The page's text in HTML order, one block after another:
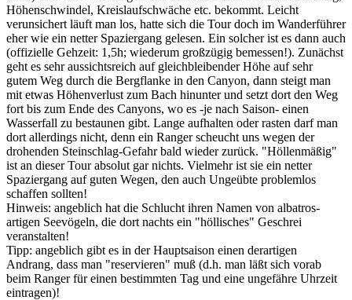
Höhenschwindel, Kreislaufschwäche etc. bekommt. Leicht
verunsichert läuft man los, hatte sich die Tour doch im Wanderführer
eher wie ein netter Spaziergang gelesen. Ein solcher ist es dann auch
(offizielle Gehzeit: 1,5h; wiederum großzügig bemessen!). Zunächst
geht es sehr aussichtsreich auf gleichbleibender Höhe auf sehr
gutem Weg durch die Bergflanke in den Canyon, dann steigt man
mit etwas Höhenverlust zum Bach hinunter und setzt dort den Weg
fort bis zum Ende des Canyons, wo es -je nach Saison- einen
Wasserfall zu bestaunen gibt. Lange aufhalten oder rasten darf man
dort allerdings nicht, denn ein Ranger scheucht uns wegen der
drohenden Steinschlag-Gefahr bald wieder zurück. "Höllenmäßig"
ist an dieser Tour absolut gar nichts. Vielmehr ist sie ein netter
Spaziergang auf guten Wegen, den auch Ungeübte problemlos
schaffen sollten!
Hinweis: angeblich hat die Schlucht ihren Namen von albatros-
artigen Seevögeln, die dort nachts ein "höllisches" Geschrei
veranstalten!
Tipp: angeblich gibt es in der Hauptsaison einen derartigen
Andrang, dass man "reservieren" muß (d.h. man läßt sich vorab
beim Ranger für einen bestimmten Tag und eine ungefähre Uhrzeit
eintragen)!